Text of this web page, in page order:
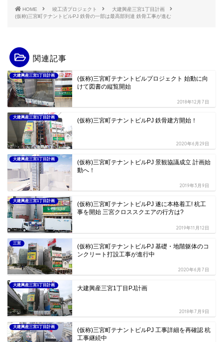
HOME 竣工済プロジェクト
大建興産三宮1丁目計画
(仮称)三宮町テナントビルPJ 鉄骨の一部は最高部到達 鉄骨工事が進む
関連記事
大建興産三宮1丁目計画
(仮称)三宮町テナントビルプロジェクト 始動に向
けて図書の縦覧開始
2018年12月7日
大建興産三宮1丁目計画 (仮称)三宮町テナントビルPJ 鉄骨建方開始！
2020年6月29日
大建興産三宮1丁目計画
(仮称)三宮町テナントビルPJ 景観協議成立 計画始
動へ！
2019年3月9日
大建興産三宮1丁目計画
(仮称)三宮町テナントビルPJ 遂に本格着工! 杭工
事を開始 三宮クロススクエアの行方は?
2019年11月12日
三宮
(仮称)三宮町テナントビルPJ 基礎・地階躯体のコ
ンクリート打設工事が進行中
2020年6月7日
大建興産三宮1丁目計画 大建興産三宮1丁目PJ計画
2018年7月9日
大建興産三宮1丁目計画
(仮称)三宮町テナントビルPJ 工事詳細を再確認 杭
工事継続中